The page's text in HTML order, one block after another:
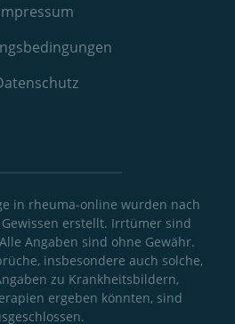
in rheuma-online wurden nach
erstellt. Irrtümer sind
Angaben sind ohne Gewähr.
insbesondere auch solche,
zu Krankheitsbildern,
ergeben könnten, sind